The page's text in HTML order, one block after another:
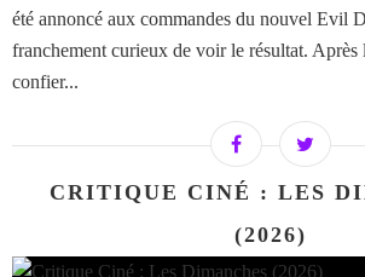
été annoncé aux commandes du nouvel Evil
franchement curieux de voir le résultat. Après
confier...
CRITIQUE CINÉ : LES
(2026)